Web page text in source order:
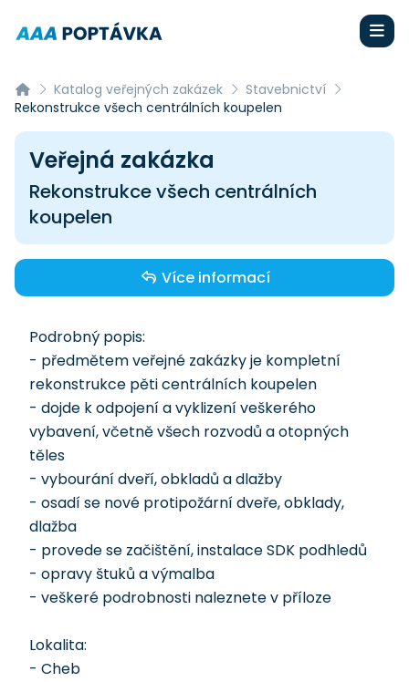
Katalog veřejných zakázek
Stavebnictví
Rekonstrukce všech centrálních koupelen
Veřejná zakázka
Rekonstrukce všech centrálních
koupelen
Více informací
Podrobný popis:
- předmětem veřejné zakázky je kompletní
rekonstrukce pěti centrálních koupelen
- dojde k odpojení a vyklizení veškerého
vybavení, včetně všech rozvodů a otopných
těles
- vybourání dveří, obkladů a dlažby
- osadí se nové protipožární dveře, obklady,
dlažba
- provede se začištění, instalace SDK podhledů
- opravy štuků a výmalba
- veškeré podrobnosti naleznete v příloze
Lokalita:
- Cheb